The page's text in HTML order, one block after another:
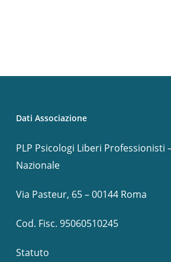
Dati Associazione
PLP Psicologi Liberi Professionisti
Nazionale
Via Pasteur, 65 – 00144 Roma
Cod. Fisc. 95060510245
Statuto